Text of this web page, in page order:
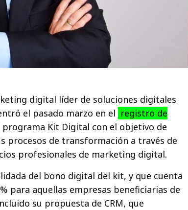
digital líder de soluciones digitales
el pasado marzo en el registro de
programa Kit Digital con el objetivo de
procesos de transformación a través de
profesionales de marketing digital.
del bono digital del kit, y que cuenta
para aquellas empresas beneficiarias de
su propuesta de CRM, que